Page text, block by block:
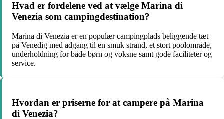
Hvad er fordelene ved at vælge Marina di
Venezia som campingdestination?
Marina di Venezia er en populær campingplads beliggende tæt
på Venedig med adgang til en smuk strand, et stort poolområde,
underholdning for både børn og voksne samt gode faciliteter og
service.
Hvordan er priserne for at campere på Marina
di Venezia?